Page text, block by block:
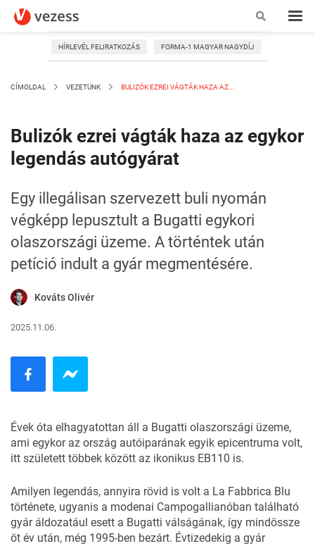
HÍRLEVÉL FELIRATKOZÁS FORMA-1 MAGYAR NAGYDÍJ
CÍMOLDAL VEZETÜNK BULIZÓK EZREI VÁGTÁK HAZA AZ...
Bulizók ezrei vágták haza az egykor
legendás autógyárat
Egy illegálisan szervezett buli nyomán
végképp lepusztult a Bugatti egykori
olaszországi üzeme. A történtek után
petíció indult a gyár megmentésére.
Kováts Olivér
2025.11.06.
Évek óta elhagyatottan áll a Bugatti olaszországi üzeme,
ami egykor az ország autóiparának egyik epicentruma volt,
itt született többek között az ikonikus EB110 is.
Amilyen legendás, annyira rövid is volt a La Fabbrica Blu
története, ugyanis a modenai Campogallianóban található
gyár áldozatául esett a Bugatti válságának, így mindössze
öt év után, még 1995-ben bezárt. Évtizedekig a gyár